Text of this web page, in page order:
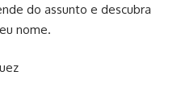
do assunto e descubra
nome.